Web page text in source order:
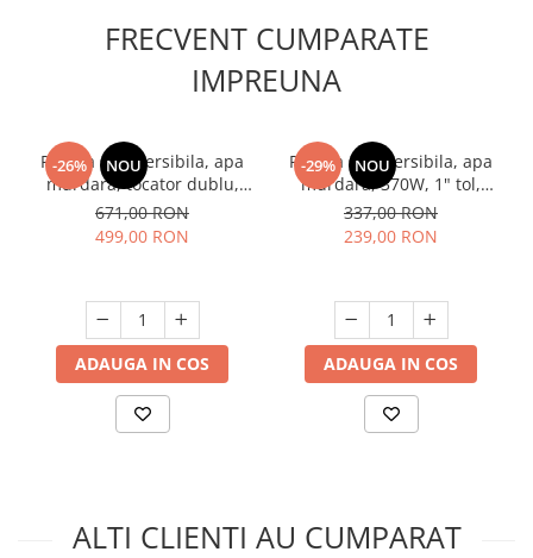
FRECVENT CUMPARATE
IMPREUNA
-26% NOU
Pompa submersibila, apa
murdara, tocator dublu,
370W, max 8 m³/h, INOX,
DDT V370T
671,00 RON
499,00 RON
ADAUGA IN COS
-29% NOU
Pompa submersibila, apa
murdara, 370W, 1" tol,
aspiratie 7m, refulare 14m,
plutitor, 2 m3/h, Raider RD-
CAWP50
337,00 RON
239,00 RON
ADAUGA IN COS
ALTI CLIENTI AU CUMPARAT